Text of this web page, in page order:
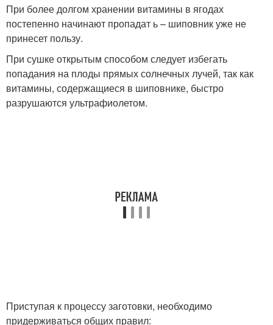
При более долгом хранении витамины в ягодах
постепенно начинают пропадат ь – шиповник уже не
принесет пользу.
При сушке открытым способом следует избегать
попадания на плоды прямых солнечных лучей, так как
витамины, содержащиеся в шиповнике, быстро
разрушаются ультрафиолетом.
Приступая к процессу заготовки, необходимо
придерживаться общих правил: